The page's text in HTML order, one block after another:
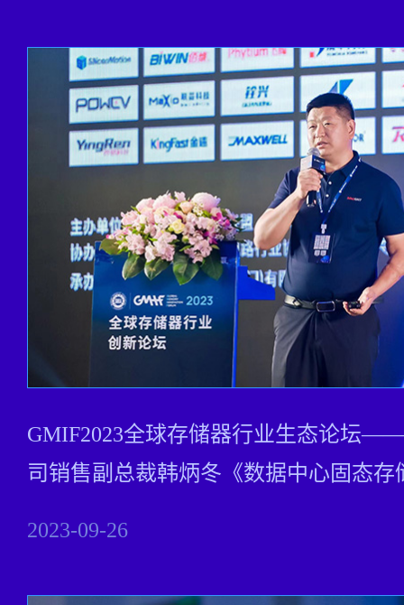
视频回顾
精彩图集
GMIF2023全球存储器行业生态论坛
司销售副总裁韩炳冬《数据中心固态存
2023-09-26